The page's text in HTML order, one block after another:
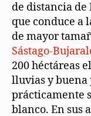
de distancia de
que conduce a
de mayor
Sástago-
200 héctáreas
lluvias y buena
prácticamente
blanco. En sus